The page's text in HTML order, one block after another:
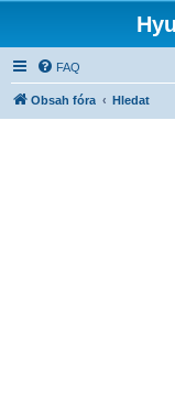
FAQ
Obsah fóra Hledat